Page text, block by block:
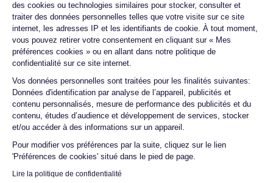
des cookies ou technologies similaires pour stocker, consulter et
traiter des données personnelles telles que votre visite sur ce site
internet, les adresses IP et les identifiants de cookie. À tout moment,
vous pouvez retirer votre consentement en cliquant sur « Mes
préférences cookies » ou en allant dans notre politique de
confidentialité sur ce site internet.
Vos données personnelles sont traitées pour les finalités suivantes:
Données d'identification par analyse de l’appareil, publicités et
contenu personnalisés, mesure de performance des publicités et du
contenu, études d’audience et développement de services, stocker
et/ou accéder à des informations sur un appareil.
Pour modifier vos préférences par la suite, cliquez sur le lien
'Préférences de cookies' situé dans le pied de page.
Lire la politique de confidentialité
Axeptio consent
Batterie testée
Appareil photo avant
Appareil photo arrière ​
Vitre avant ​
Façade arrière
Capteur de proximité
Test son externe
Bouton Power
Prise Jack ou Lightening
Bouton Mute
Boutons volume
Haut parleur
Microphone
Voir plus
Expertise